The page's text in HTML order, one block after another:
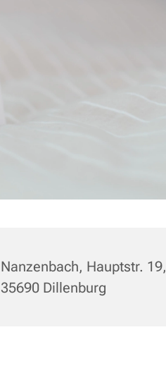
Nanzenbach, Hauptstr. 19,
35690 Dillenburg